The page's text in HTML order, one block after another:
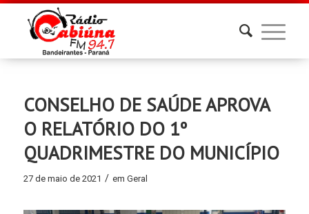
CONSELHO DE SAÚDE APROVA
O RELATÓRIO DO 1º
QUADRIMESTRE DO MUNICÍPIO
27 de maio de 2021 / em Geral